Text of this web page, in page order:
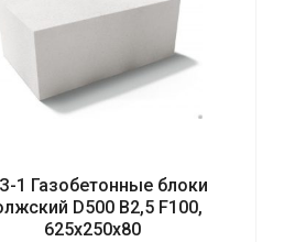
1 Газобетонные блоки
D500 B2,5 F100,
625х250х80